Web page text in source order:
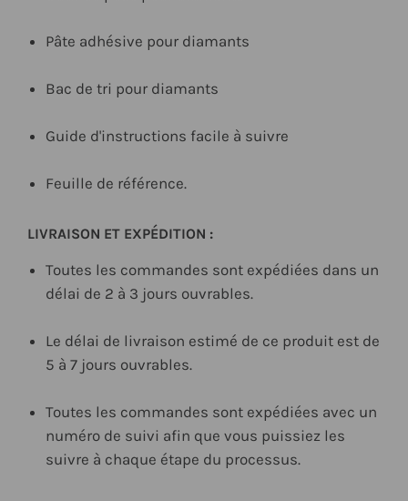
Pâte adhésive pour diamants
Bac de tri pour diamants
Guide d'instructions facile à suivre
Feuille de référence.
LIVRAISON ET EXPÉDITION :
Toutes les commandes sont expédiées dans un
délai de 2 à 3 jours ouvrables.
Le délai de livraison estimé de ce produit est de
5 à 7 jours ouvrables.
Toutes les commandes sont expédiées avec un
numéro de suivi afin que vous puissiez les
suivre à chaque étape du processus.